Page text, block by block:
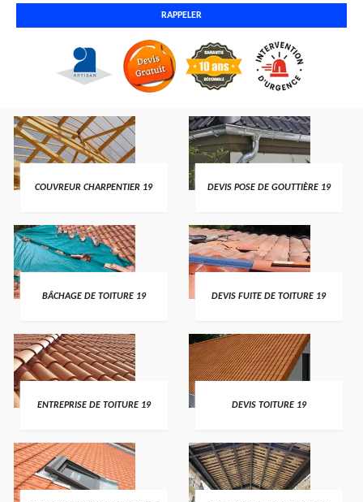
COUVREUR CHARPENTIER 19 DEVIS POSE DE GOUTTIÈRE 19
BÂCHAGE DE TOITURE 19 DEVIS FUITE DE TOITURE 19
ENTREPRISE DE TOITURE 19 DEVIS TOITURE 19